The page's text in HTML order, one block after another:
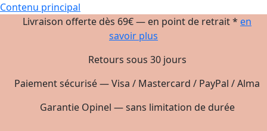
Contenu principal
Livraison offerte dès 69€ — en point de retrait * en
savoir plus
Retours sous 30 jours
Paiement sécurisé — Visa / Mastercard / PayPal / Alma
Garantie Opinel — sans limitation de durée